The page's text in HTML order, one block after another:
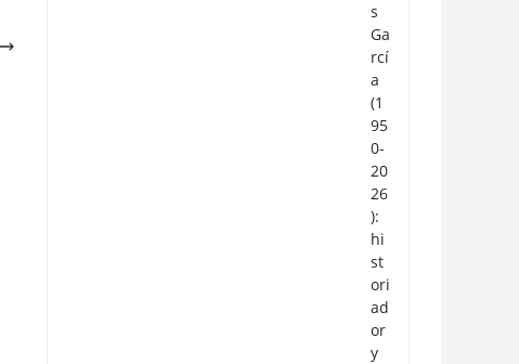
s
Ga
rcí
a
(1
95
0-
20
26
):
hi
st
ori
ad
or
y